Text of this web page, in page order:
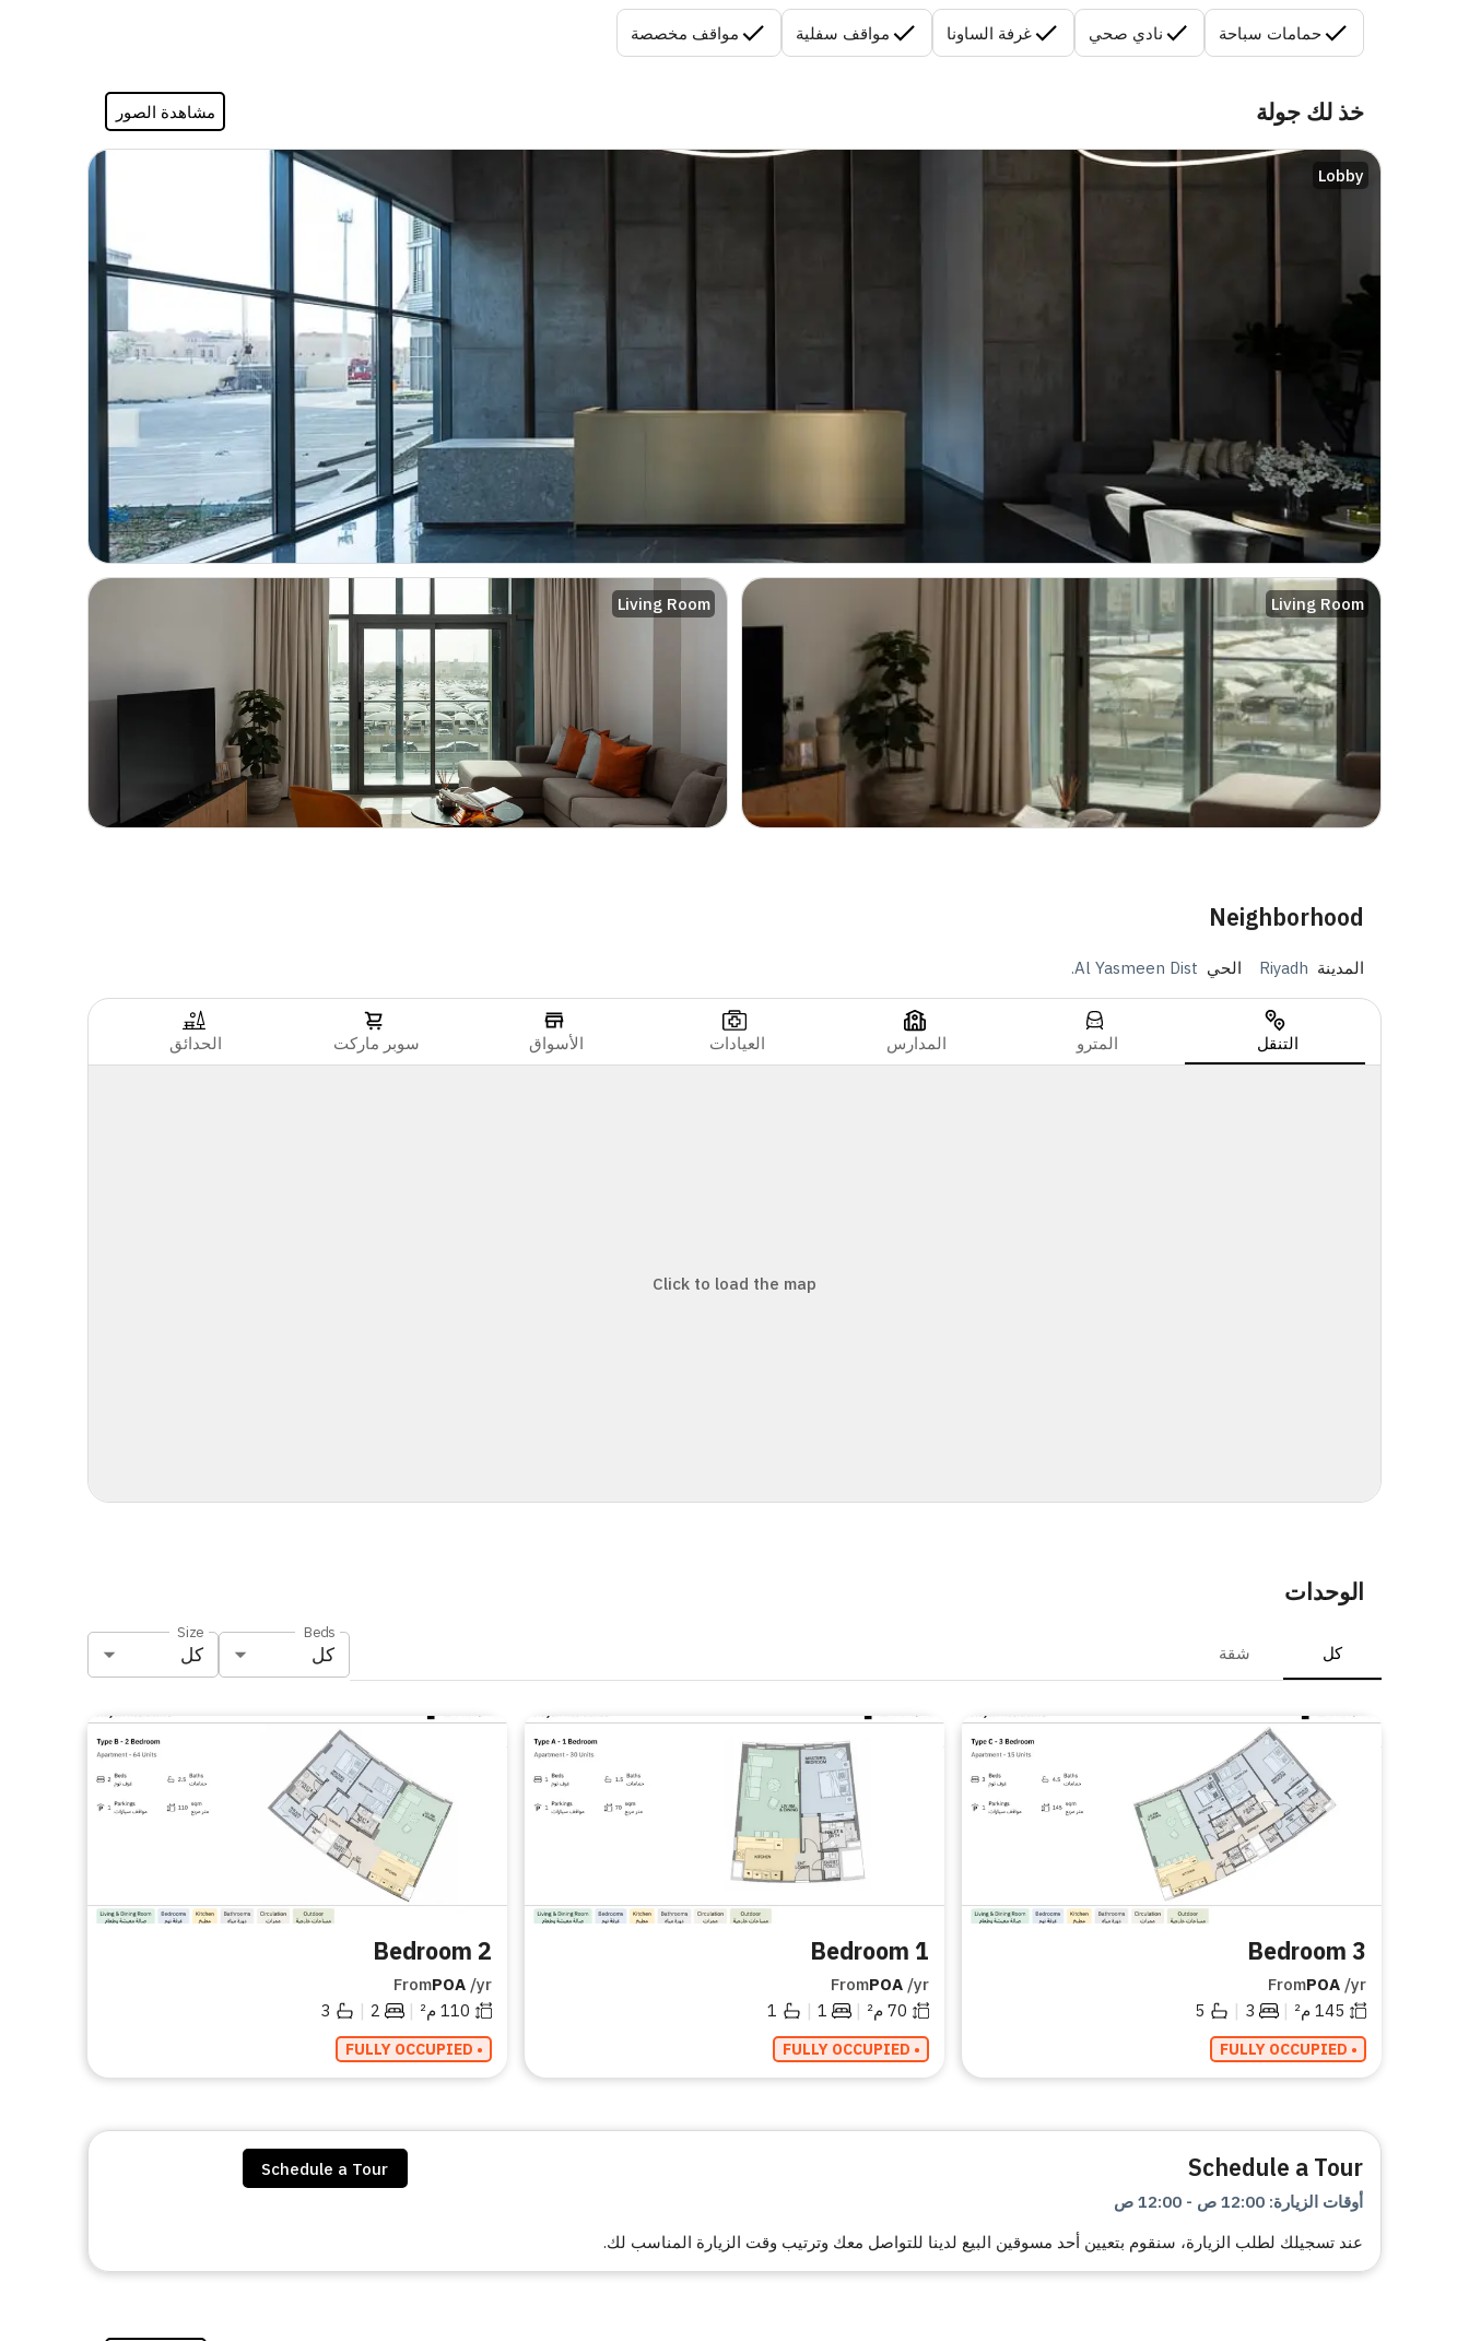
حمامات سباحة نادي صحي غرفة الساونا مواقف سفلية مواقف مخصصة
خذ لك جولة مشاهدة الصور
Lobby
Living Room
Living Room
Neighborhood
المدينة Riyadh الحي Al Yasmeen Dist.
التنقل المترو المدارس العيادات الأسواق سوبر ماركت الحدائق
Click to load the map
الوحدات
كل شقة
Beds
كل
Size
كل
3 Bedroom
FromPOA /yr
145 م² |
3
|
5
• FULLY OCCUPIED
1 Bedroom
FromPOA /yr
70 م² |
1
|
1
• FULLY OCCUPIED
2 Bedroom
FromPOA /yr
110 م² |
2
|
3
• FULLY OCCUPIED
Schedule a Tour
أوقات الزيارة: 12:00 ص - 12:00 ص
Schedule a Tour
عند تسجيلك لطلب الزيارة، سنقوم بتعيين أحد مسوقين البيع لدينا للتواصل معك وترتيب وقت الزيارة المناسب لك.